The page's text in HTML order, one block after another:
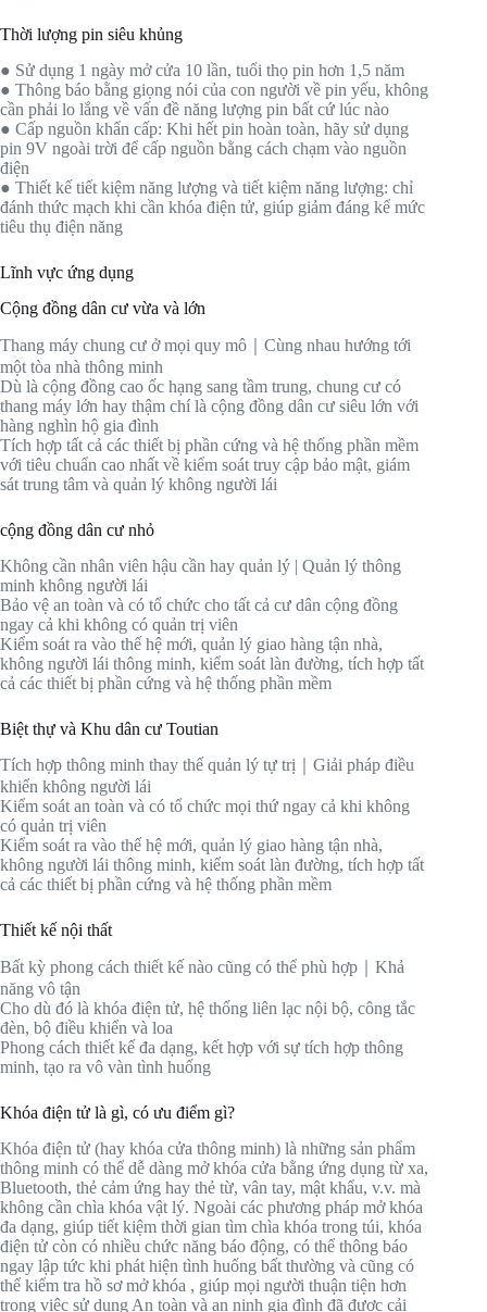
Thời lượng pin siêu khủng
● Sử dụng 1 ngày mở cửa 10 lần, tuổi thọ pin hơn 1,5 năm
● Thông báo bằng giọng nói của con người về pin yếu, không
cần phải lo lắng về vấn đề năng lượng pin bất cứ lúc nào
● Cấp nguồn khẩn cấp: Khi hết pin hoàn toàn, hãy sử dụng
pin 9V ngoài trời để cấp nguồn bằng cách chạm vào nguồn
điện
● Thiết kế tiết kiệm năng lượng và tiết kiệm năng lượng: chỉ
đánh thức mạch khi cần khóa điện tử, giúp giảm đáng kể mức
tiêu thụ điện năng
Lĩnh vực ứng dụng
Cộng đồng dân cư vừa và lớn
Thang máy chung cư ở mọi quy mô｜Cùng nhau hướng tới
một tòa nhà thông minh
Dù là cộng đồng cao ốc hạng sang tầm trung, chung cư có
thang máy lớn hay thậm chí là cộng đồng dân cư siêu lớn với
hàng nghìn hộ gia đình
Tích hợp tất cả các thiết bị phần cứng và hệ thống phần mềm
với tiêu chuẩn cao nhất về kiểm soát truy cập bảo mật, giám
sát trung tâm và quản lý không người lái
cộng đồng dân cư nhỏ
Không cần nhân viên hậu cần hay quản lý | Quản lý thông
minh không người lái
Bảo vệ an toàn và có tổ chức cho tất cả cư dân cộng đồng
ngay cả khi không có quản trị viên
Kiểm soát ra vào thế hệ mới, quản lý giao hàng tận nhà,
không người lái thông minh, kiểm soát làn đường, tích hợp tất
cả các thiết bị phần cứng và hệ thống phần mềm
Biệt thự và Khu dân cư Toutian
Tích hợp thông minh thay thế quản lý tự trị｜Giải pháp điều
khiển không người lái
Kiểm soát an toàn và có tổ chức mọi thứ ngay cả khi không
có quản trị viên
Kiểm soát ra vào thế hệ mới, quản lý giao hàng tận nhà,
không người lái thông minh, kiểm soát làn đường, tích hợp tất
cả các thiết bị phần cứng và hệ thống phần mềm
Thiết kế nội thất
Bất kỳ phong cách thiết kế nào cũng có thể phù hợp｜Khả
năng vô tận
Cho dù đó là khóa điện tử, hệ thống liên lạc nội bộ, công tắc
đèn, bộ điều khiển và loa
Phong cách thiết kế đa dạng, kết hợp với sự tích hợp thông
minh, tạo ra vô vàn tình huống
Khóa điện tử là gì, có ưu điểm gì?
Khóa điện tử (hay khóa cửa thông minh) là những sản phẩm
thông minh có thể dễ dàng mở khóa cửa bằng ứng dụng từ xa,
Bluetooth, thẻ cảm ứng hay thẻ từ, vân tay, mật khẩu, v.v. mà
không cần chìa khóa vật lý. Ngoài các phương pháp mở khóa
đa dạng, giúp tiết kiệm thời gian tìm chìa khóa trong túi, khóa
điện tử còn có nhiều chức năng báo động, có thể thông báo
ngay lập tức khi phát hiện tình huống bất thường và cũng có
thể kiểm tra hồ sơ mở khóa , giúp mọi người thuận tiện hơn
trong việc sử dụng An toàn và an ninh gia đình đã được cải